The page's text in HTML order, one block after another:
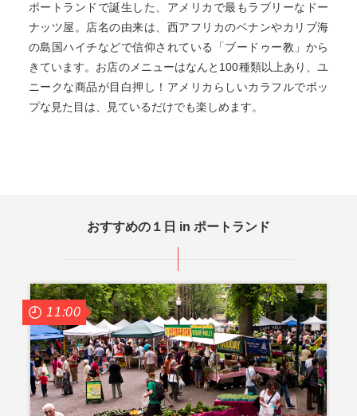
ポートランドで誕生した、アメリカで最もラブリーなドー
ナッツ屋。店名の由来は、西アフリカのベナンやカリブ海
の島国ハイチなどで信仰されている「ブードゥー教」から
きています。お店のメニューはなんと100種類以上あり、ユ
ニークな商品が目白押し！アメリカらしいカラフルでポッ
プな見た目は、見ているだけでも楽しめます。
おすすめの１日 in ポートランド
11:00